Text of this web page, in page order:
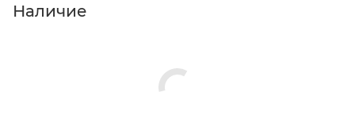
Наличие